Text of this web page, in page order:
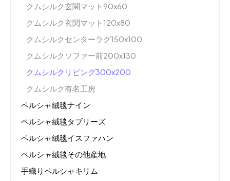
クムシルク玄関マット90x60
クムシルク玄関マット120x80
クムシルクセンターラグ150x100
クムシルクソファー前200x130
クムシルクリビング300x200
クムシルク有名工房
ペルシャ絨毯ナイン
ペルシャ絨毯タブリーズ
ペルシャ絨毯イスファハン
ペルシャ絨毯その他産地
手織りペルシャキリム